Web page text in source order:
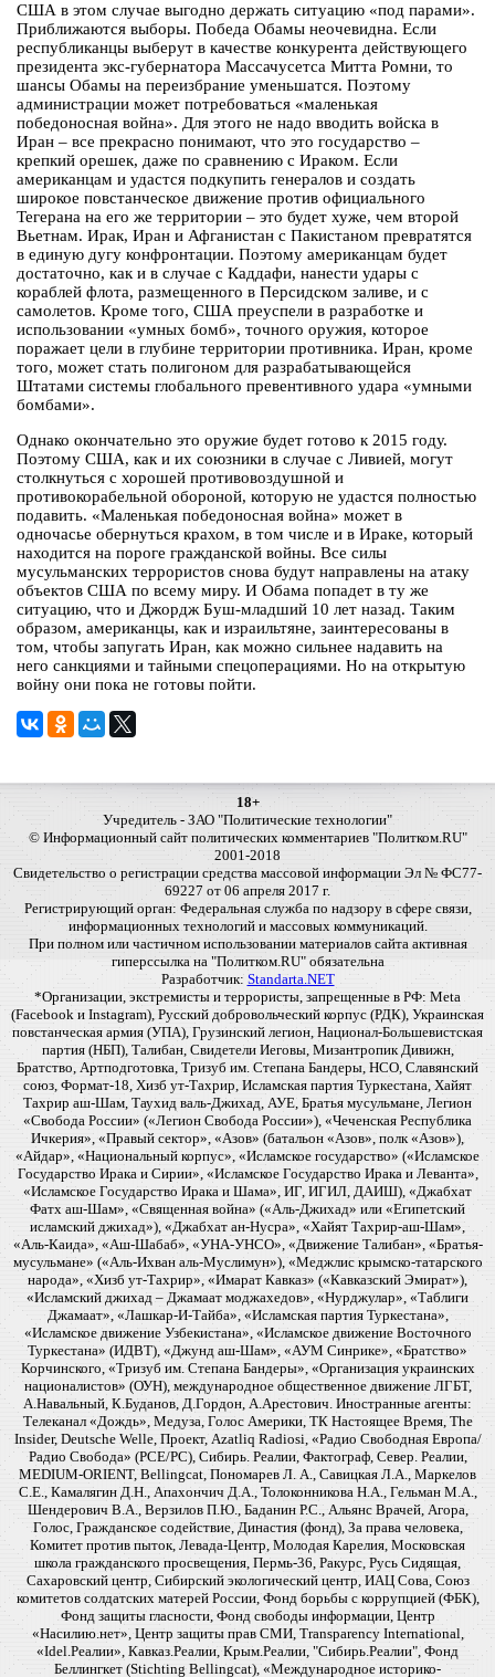
США в этом случае выгодно держать ситуацию «под парами».
Приближаются выборы. Победа Обамы неочевидна. Если
республиканцы выберут в качестве конкурента действующего
президента экс-губернатора Массачусетса Митта Ромни, то
шансы Обамы на переизбрание уменьшатся. Поэтому
администрации может потребоваться «маленькая
победоносная война». Для этого не надо вводить войска в
Иран – все прекрасно понимают, что это государство –
крепкий орешек, даже по сравнению с Ираком. Если
американцам и удастся подкупить генералов и создать
широкое повстанческое движение против официального
Тегерана на его же территории – это будет хуже, чем второй
Вьетнам. Ирак, Иран и Афганистан с Пакистаном превратятся
в единую дугу конфронтации. Поэтому американцам будет
достаточно, как и в случае с Каддафи, нанести удары с
кораблей флота, размещенного в Персидском заливе, и с
самолетов. Кроме того, США преуспели в разработке и
использовании «умных бомб», точного оружия, которое
поражает цели в глубине территории противника. Иран, кроме
того, может стать полигоном для разрабатывающейся
Штатами системы глобального превентивного удара «умными
бомбами».
Однако окончательно это оружие будет готово к 2015 году.
Поэтому США, как и их союзники в случае с Ливией, могут
столкнуться с хорошей противовоздушной и
противокорабельной обороной, которую не удастся полностью
подавить. «Маленькая победоносная война» может в
одночасье обернуться крахом, в том числе и в Ираке, который
находится на пороге гражданской войны. Все силы
мусульманских террористов снова будут направлены на атаку
объектов США по всему миру. И Обама попадет в ту же
ситуацию, что и Джордж Буш-младший 10 лет назад. Таким
образом, американцы, как и израильтяне, заинтересованы в
том, чтобы запугать Иран, как можно сильнее надавить на
него санкциями и тайными спецоперациями. Но на открытую
войну они пока не готовы пойти.
18+
Учредитель - ЗАО "Политические технологии"
© Информационный сайт политических комментариев "Политком.RU"
2001-2018
Свидетельство о регистрации средства массовой информации Эл № ФС77-
69227 от 06 апреля 2017 г.
Регистрирующий орган: Федеральная служба по надзору в сфере связи,
информационных технологий и массовых коммуникаций.
При полном или частичном использовании материалов сайта активная
гиперссылка на "Политком.RU" обязательна
Разработчик: Standarta.NET
*Организации, экстремисты и террористы, запрещенные в РФ: Meta
(Facebook и Instagram), Русский добровольческий корпус (РДК), Украинская
повстанческая армия (УПА), Грузинский легион, Национал-Большевистская
партия (НБП), Талибан, Свидетели Иеговы, Мизантропик Дивижн,
Братство, Артподготовка, Тризуб им. Степана Бандеры, НСО, Славянский
союз, Формат-18, Хизб ут-Тахрир, Исламская партия Туркестана, Хайят
Тахрир аш-Шам, Таухид валь-Джихад, АУЕ, Братья мусульмане, Легион
«Свобода России» («Легион Свобода России»), «Чеченская Республика
Ичкерия», «Правый сектор», «Азов» (батальон «Азов», полк «Азов»),
«Айдар», «Национальный корпус», «Исламское государство» («Исламское
Государство Ирака и Сирии», «Исламское Государство Ирака и Леванта»,
«Исламское Государство Ирака и Шама», ИГ, ИГИЛ, ДАИШ), «Джабхат
Фатх аш-Шам», «Священная война» («Аль-Джихад» или «Египетский
исламский джихад»), «Джабхат ан-Нусра», «Хайят Тахрир-аш-Шам»,
«Аль-Каида», «Аш-Шабаб», «УНА-УНСО», «Движение Талибан», «Братья-
мусульмане» («Аль-Ихван аль-Муслимун»), «Меджлис крымско-татарского
народа», «Хизб ут-Тахрир», «Имарат Кавказ» («Кавказский Эмират»),
«Исламский джихад – Джамаат моджахедов», «Нурджулар», «Таблиги
Джамаат», «Лашкар-И-Тайба», «Исламская партия Туркестана»,
«Исламское движение Узбекистана», «Исламское движение Восточного
Туркестана» (ИДВТ), «Джунд аш-Шам», «АУМ Синрике», «Братство»
Корчинского, «Тризуб им. Степана Бандеры», «Организация украинских
националистов» (ОУН), международное общественное движение ЛГБТ,
А.Навальный, К.Буданов, Д.Гордон, А.Арестович. Иностранные агенты:
Телеканал «Дождь», Медуза, Голос Америки, ТК Настоящее Время, The
Insider, Deutsche Welle, Проект, Azatliq Radiosi, «Радио Свободная Европа/
Радио Свобода» (PCE/PC), Сибирь. Реалии, Фактограф, Север. Реалии,
MEDIUM-ORIENT, Bellingcat, Пономарев Л. А., Савицкая Л.А., Маркелов
С.Е., Камалягин Д.Н., Апахончич Д.А., Толоконникова Н.А., Гельман М.А.,
Шендерович В.А., Верзилов П.Ю., Баданин Р.С., Альянс Врачей, Агора,
Голос, Гражданское содействие, Династия (фонд), За права человека,
Комитет против пыток, Левада-Центр, Молодая Карелия, Московская
школа гражданского просвещения, Пермь-36, Ракурс, Русь Сидящая,
Сахаровский центр, Сибирский экологический центр, ИАЦ Сова, Союз
комитетов солдатских матерей России, Фонд борьбы с коррупцией (ФБК),
Фонд защиты гласности, Фонд свободы информации, Центр
«Насилию.нет», Центр защиты прав СМИ, Transparency International,
«Idel.Реалии», Кавказ.Реалии, Крым.Реалии, "Сибирь.Реалии", Фонд
Беллингкет (Stichting Bellingcat), «Международное историко-